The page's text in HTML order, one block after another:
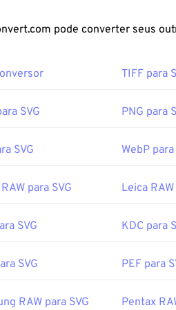
um padrão baseado em XML que
abrir um arquivo
SVG abrem facilmente na
editor de texto comum, comoo
o plugin
para Adobe
experimente nossas
TIFF para
SVG PNG para
SVG WebP para
para SVG Leica
SVG KDC para
SVG PEF para
RAW para SVG Pentax